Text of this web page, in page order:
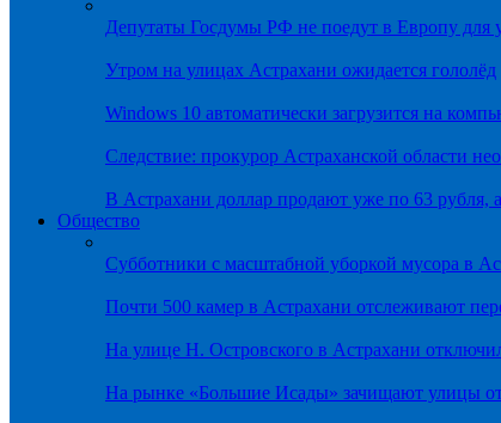
Депутаты Госдумы РФ не поедут в Европу для
Утром на улицах Астрахани ожидается гололёд
Windows 10 автоматически загрузится на
Следствие: прокурор Астраханской области
В Астрахани доллар продают уже по 63 рубля,
Общество
Субботники с масштабной уборкой мусора в
Почти 500 камер в Астрахани отслеживают
На улице Н. Островского в Астрахани
На рынке «Большие Исады» зачищают улицы